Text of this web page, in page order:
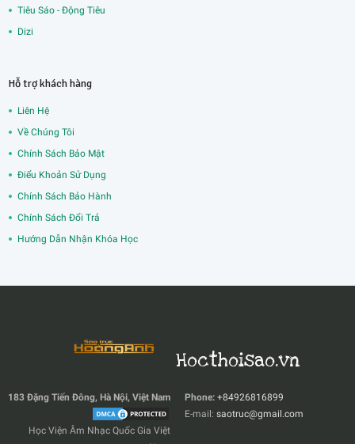
Tiêu Sáo - Động Tiêu
Dizi
Hỗ trợ khách hàng
Liên Hệ
Về Chúng Tôi
Chính Sách Bảo Mật
Điểu Khoản Sử Dụng
Chính Sách Bảo Hành
Chính Sách Đổi Trả
Hướng Dẫn Nhận Khóa Học
Hocthoisao.vn
Phone: +84926816899
E-mail: saotruc@gmail.com
183 Đặng Tiến Đông, Hà Nội, Việt Nam
Học Viện Âm Nhạc Quốc Gia Việt